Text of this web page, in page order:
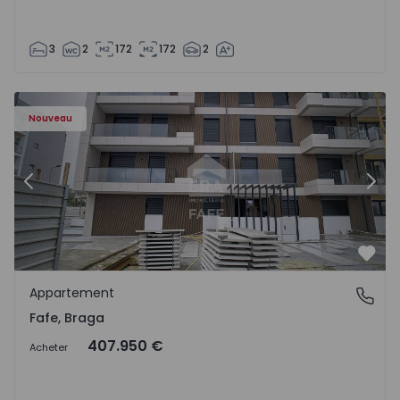
3 2 172 172 2
Nouveau
Appartement T3 Fafe - 1575131 - 58
Précédent
Fafe, Braga
Appartement
Fafe, Braga
Acheter 407.950 €